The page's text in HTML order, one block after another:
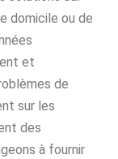
domicile ou de
et
de
sur les
des
à fournir